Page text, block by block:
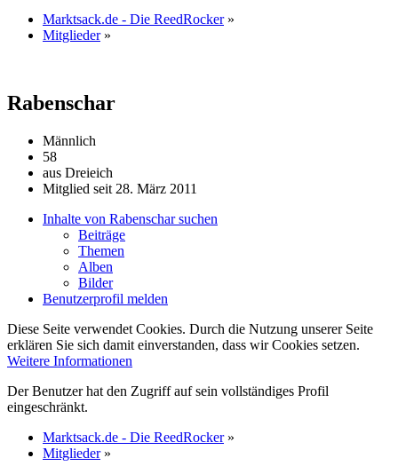
Marktsack.de - Die ReedRocker »
Mitglieder »
Rabenschar
Männlich
58
aus Dreieich
Mitglied seit 28. März 2011
Inhalte von Rabenschar suchen
Beiträge
Themen
Alben
Bilder
Benutzerprofil melden
Diese Seite verwendet Cookies. Durch die Nutzung unserer Seite
erklären Sie sich damit einverstanden, dass wir Cookies setzen.
Weitere Informationen
Der Benutzer hat den Zugriff auf sein vollständiges Profil
eingeschränkt.
Marktsack.de - Die ReedRocker »
Mitglieder »